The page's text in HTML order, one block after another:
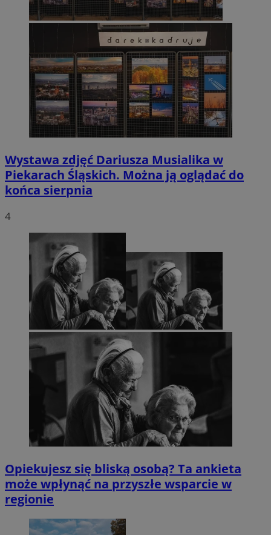
Wystawa zdjęć Dariusza Musialika w
Piekarach Śląskich. Można ją oglądać do
końca sierpnia
4
Opiekujesz się bliską osobą? Ta ankieta
może wpłynąć na przyszłe wsparcie w
regionie